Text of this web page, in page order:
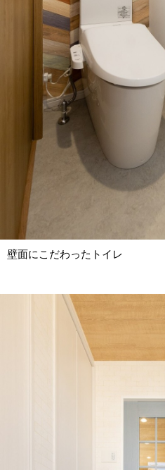
壁面にこだわったトイレ